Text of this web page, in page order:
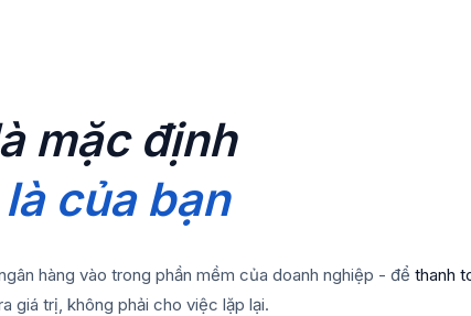
mặc định
của bạn
hàng vào trong phần mềm của doanh nghiệp - để thanh
giá trị, không phải cho việc lặp lại.